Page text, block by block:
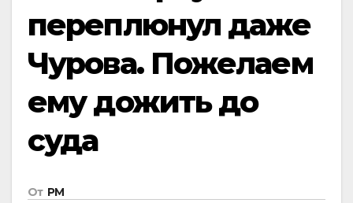
переплюнул даже
Чурова. Пожелаем
ему дожить до
суда
От РМ